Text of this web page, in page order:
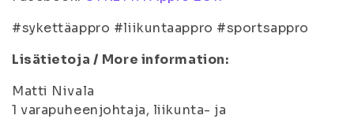
#sykettäappro #liikuntaappro #sportsappro
Lisätietoja / More information:
Matti Nivala
1 varapuheenjohtaja, liikunta- ja